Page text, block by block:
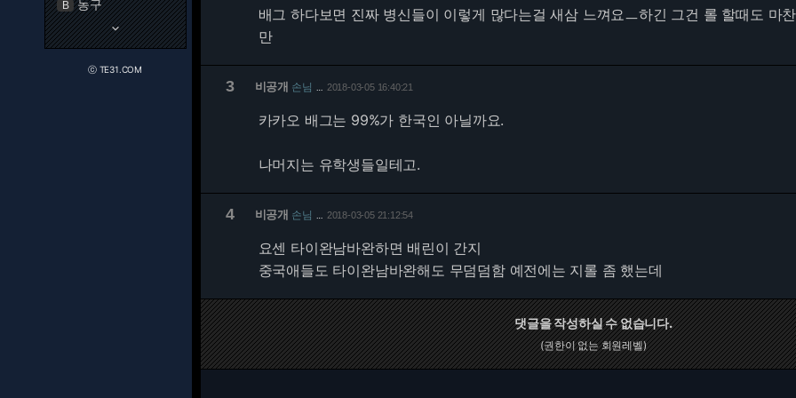
B 농구
keyboard_arrow_down
ⓒ TE31.COM
배그 하다보면 진짜 병신들이 이렇게 많다는걸 새삼 느껴요ㅡ하긴 그건 롤 할때도 마
만
3 비공개 손님 2018-03-05 16:40:21
카카오 배그는 99%가 한국인 아닐까요.
나머지는 유학생들일테고.
4 비공개 손님 2018-03-05 21:12:54
요센 타이완남바완하면 배린이 간지
중국애들도 타이완남바완해도 무덤덤함 예전에는 지롤 좀 했는데
댓글을 작성하실 수 없습니다.
(권한이 없는 회원레벨)